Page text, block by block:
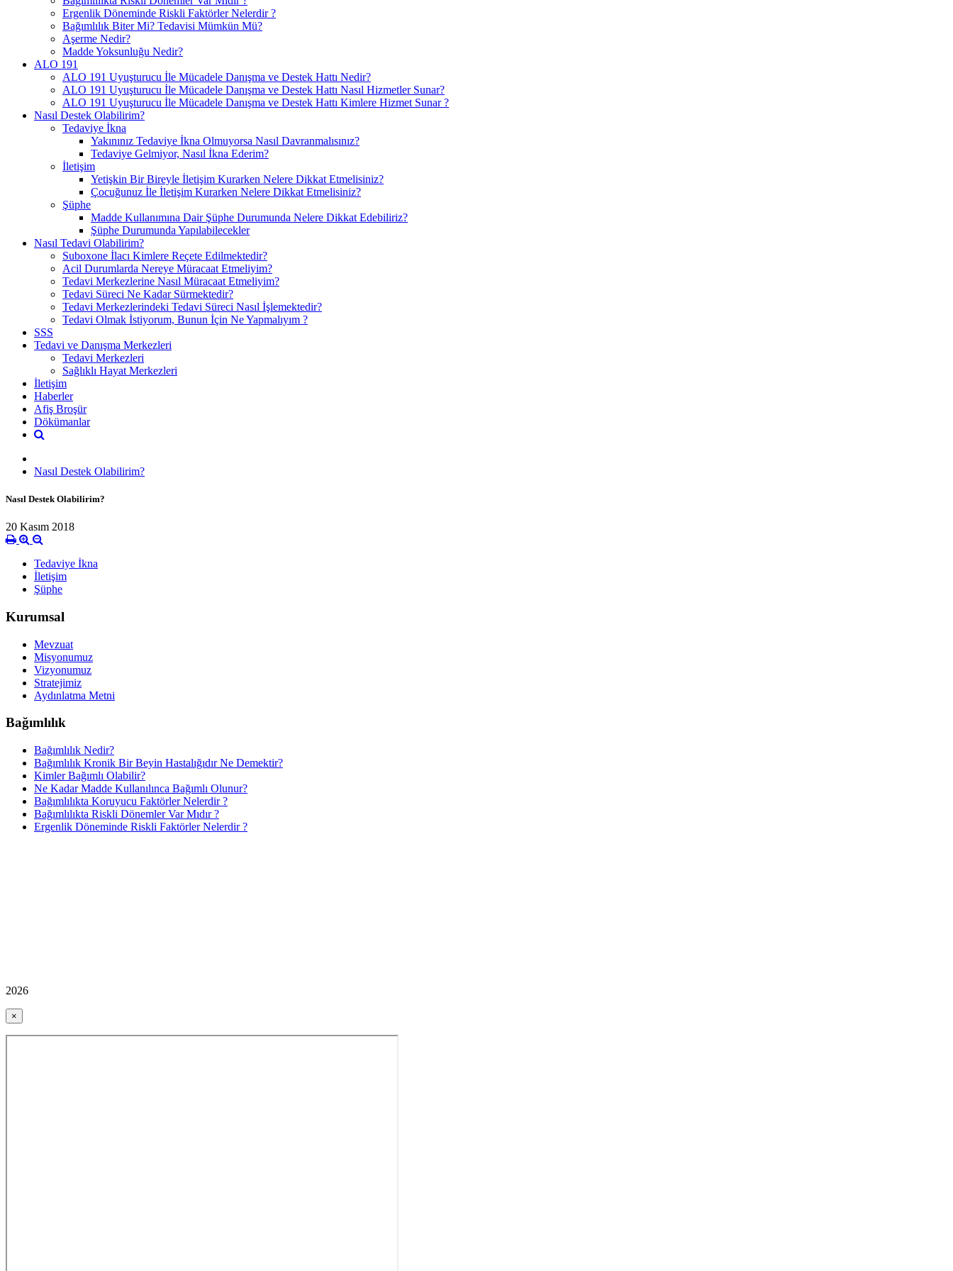
Ergenlik Döneminde Riskli Faktörler Nelerdir ?
Bağımlılık Biter Mi? Tedavisi Mümkün Mü?
Aşerme Nedir?
Madde Yoksunluğu Nedir?
ALO 191
ALO 191 Uyuşturucu İle Mücadele Danışma ve Destek Hattı Nedir?
ALO 191 Uyuşturucu İle Mücadele Danışma ve Destek Hattı Nasıl Hizmetler Sunar?
ALO 191 Uyuşturucu İle Mücadele Danışma ve Destek Hattı Kimlere Hizmet Sunar ?
Nasıl Destek Olabilirim?
Tedaviye İkna
Yakınınız Tedaviye İkna Olmuyorsa Nasıl Davranmalısınız?
Tedaviye Gelmiyor, Nasıl İkna Ederim?
İletişim
Yetişkin Bir Bireyle İletişim Kurarken Nelere Dikkat Etmelisiniz?
Çocuğunuz İle İletişim Kurarken Nelere Dikkat Etmelisiniz?
Şüphe
Madde Kullanımına Dair Şüphe Durumunda Nelere Dikkat Edebiliriz?
Şüphe Durumunda Yapılabilecekler
Nasıl Tedavi Olabilirim?
Suboxone İlacı Kimlere Reçete Edilmektedir?
Acil Durumlarda Nereye Müracaat Etmeliyim?
Tedavi Merkezlerine Nasıl Müracaat Etmeliyim?
Tedavi Süreci Ne Kadar Sürmektedir?
Tedavi Merkezlerindeki Tedavi Süreci Nasıl İşlemektedir?
Tedavi Olmak İstiyorum, Bunun İçin Ne Yapmalıyım ?
SSS
Tedavi ve Danışma Merkezleri
Tedavi Merkezleri
Sağlıklı Hayat Merkezleri
İletişim
Haberler
Afiş Broşür
Dökümanlar
Nasıl Destek Olabilirim?
Nasıl Destek Olabilirim?
20 Kasım 2018
Tedaviye İkna
İletişim
Şüphe
Kurumsal
Mevzuat
Misyonumuz
Vizyonumuz
Stratejimiz
Aydınlatma Metni
Bağımlılık
Bağımlılık Nedir?
Bağımlılık Kronik Bir Beyin Hastalığıdır Ne Demektir?
Kimler Bağımlı Olabilir?
Ne Kadar Madde Kullanılınca Bağımlı Olunur?
Bağımlılıkta Koruyucu Faktörler Nelerdir ?
Bağımlılıkta Riskli Dönemler Var Mıdır ?
Ergenlik Döneminde Riskli Faktörler Nelerdir ?
2026
×